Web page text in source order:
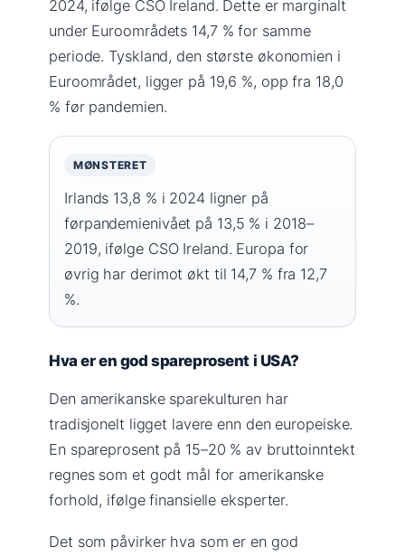
2024, ifølge CSO Ireland. Dette er marginalt
under Euroområdets 14,7 % for samme
periode. Tyskland, den største økonomien i
Euroområdet, ligger på 19,6 %, opp fra 18,0
% før pandemien.
MØNSTERET
Irlands 13,8 % i 2024 ligner på
førpandemienivået på 13,5 % i 2018–
2019, ifølge CSO Ireland. Europa for
øvrig har derimot økt til 14,7 % fra 12,7
%.
Hva er en god spareprosent i USA?
Den amerikanske sparekulturen har
tradisjonelt ligget lavere enn den europeiske.
En spareprosent på 15–20 % av bruttoinntekt
regnes som et godt mål for amerikanske
forhold, ifølge finansielle eksperter.
Det som påvirker hva som er en god